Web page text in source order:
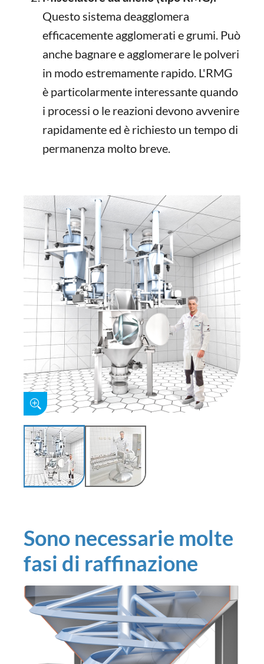
Questo sistema deagglomera
efficacemente agglomerati e grumi. Può
anche bagnare e agglomerare le polveri
in modo estremamente rapido. L'RMG
è particolarmente interessante quando
i processi o le reazioni devono avvenire
rapidamente ed è richiesto un tempo di
permanenza molto breve.
Sono necessarie molte
fasi di raffinazione